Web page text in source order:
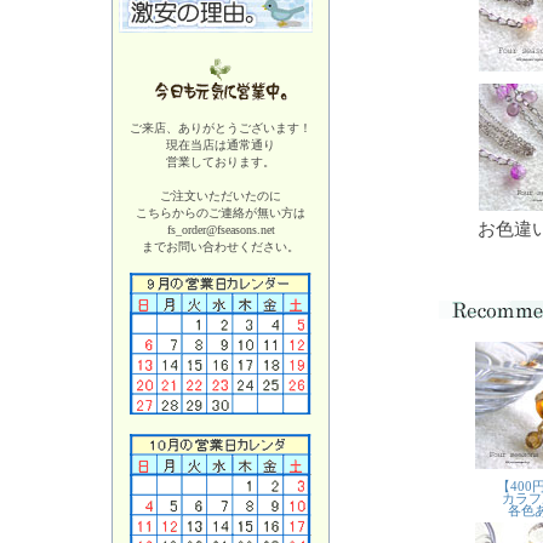
ご来店、ありがとうございます！
現在当店は通常通り
営業しております。
ご注文いただいたのに
こちらからのご連絡が無い方は
fs_order@fseasons.net
までお問い合わせください。
お色違